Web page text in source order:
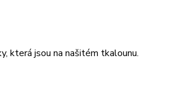
která jsou na našitém tkalounu.